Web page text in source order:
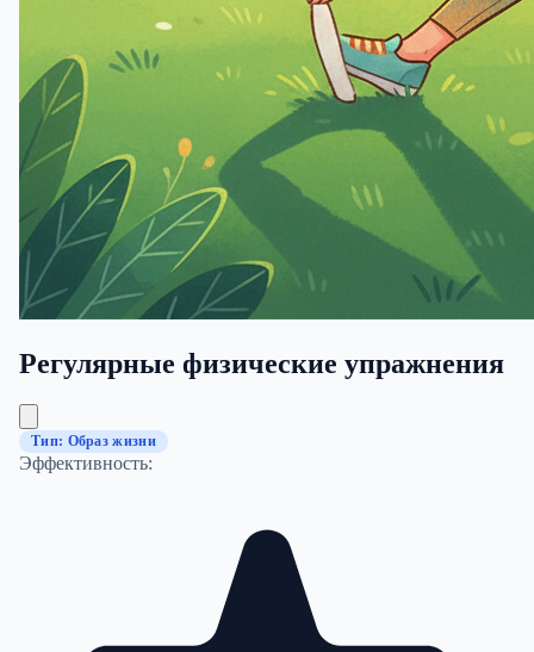
Регулярные физические упражнения
Тип: Образ жизни
Эффективность: